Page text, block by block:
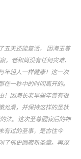
五天还能复活， 因海玉尊
，老和尚没有任何灾难、
年轻人一样健康！这一次
一秒中的时间离开的。
！因海长老早些年曾有很
光滑，并保持这样的圣状
法。这次圣尊圆寂后的神
有过的圣事，是古往今
了佛史圆寂新圣章。再深